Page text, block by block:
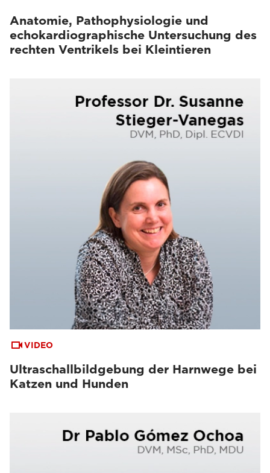
Anatomie, Pathophysiologie und
echokardiographische Untersuchung des
rechten Ventrikels bei Kleintieren
VIDEO
Ultraschallbildgebung der Harnwege bei
Katzen und Hunden